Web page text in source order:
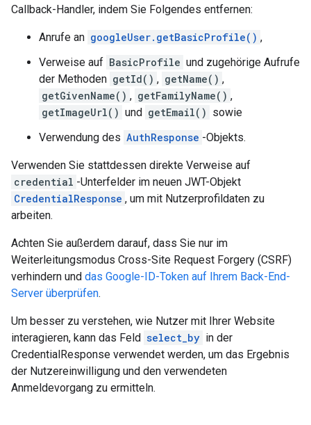
Callback-Handler, indem Sie Folgendes entfernen:
Anrufe an googleUser.getBasicProfile() ,
Verweise auf BasicProfile und zugehörige Aufrufe
der Methoden getId() , getName() ,
getGivenName() , getFamilyName() ,
getImageUrl() und getEmail() sowie
Verwendung des AuthResponse -Objekts.
Verwenden Sie stattdessen direkte Verweise auf
credential -Unterfelder im neuen JWT-Objekt
CredentialResponse , um mit Nutzerprofildaten zu
arbeiten.
Achten Sie außerdem darauf, dass Sie nur im
Weiterleitungsmodus Cross-Site Request Forgery (CSRF)
verhindern und das Google-ID-Token auf Ihrem Back-End-
Server überprüfen.
Um besser zu verstehen, wie Nutzer mit Ihrer Website
interagieren, kann das Feld select_by in der
CredentialResponse verwendet werden, um das Ergebnis
der Nutzereinwilligung und den verwendeten
Anmeldevorgang zu ermitteln.